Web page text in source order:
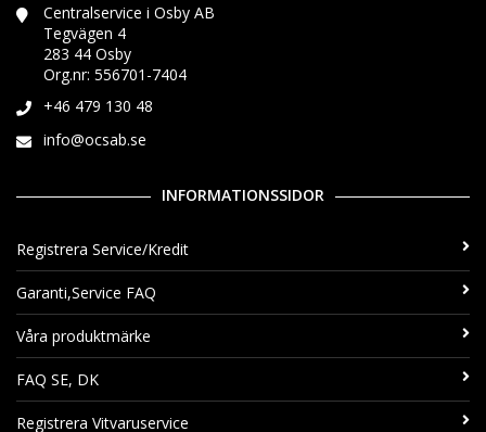
Centralservice i Osby AB
Tegvägen 4
283 44 Osby
Org.nr: 556701-7404
+46 479 130 48
info@ocsab.se
INFORMATIONSSIDOR
Registrera Service/Kredit
Garanti,Service FAQ
Våra produktmärke
FAQ SE, DK
Registrera Vitvaruservice